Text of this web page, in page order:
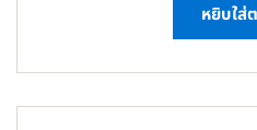
หยิบใส่